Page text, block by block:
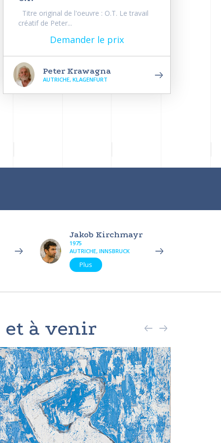
Titre original de l'oeuvre : O.T. Le travail
créatif de Peter...
Demander le prix
Peter Krawagna
AUTRICHE, KLAGENFURT
Jakob Kirchmayr
1975
AUTRICHE, INNSBRUCK
Plus
et à venir